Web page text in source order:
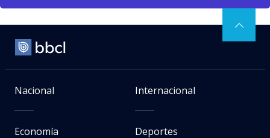
Nacional Internacional
Economía Deportes